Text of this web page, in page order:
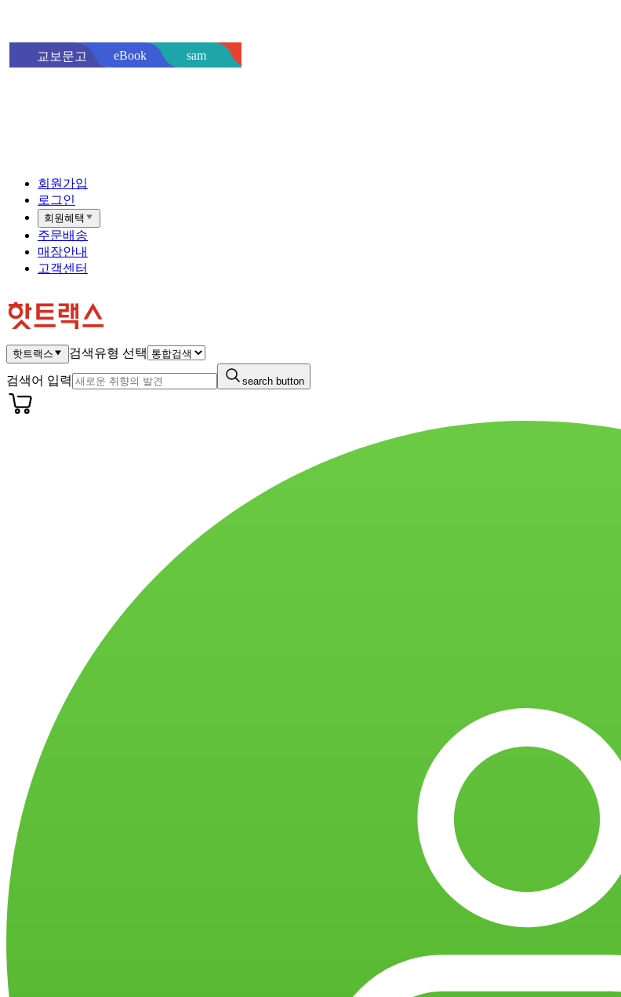
교보문고 eBook sam
회원가입
로그인
회원혜택
주문배송
매장안내
고객센터
핫트랙스 검색유형 선택
검색어 입력 search button